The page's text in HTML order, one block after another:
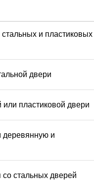
стальных и пластиковых
двери
или пластиковой двери
деревянную и
стальных дверей